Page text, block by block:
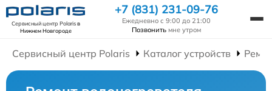
Сервисный центр Polarisв
Нижнем Новгороде
+7 (831) 231-09-76
Ежедневно с 9:00 до 21:00
Позвонить мне утром
Сервисный центр Polaris Каталог устройств